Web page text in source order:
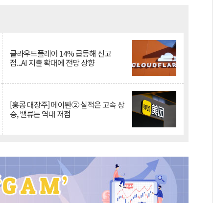
클라우드플레어 14% 급등해 신고
점...AI 지출 확대에 전망 상향
[홍콩 대장주] 메이퇀② 실적은 고속 상
승, 밸류는 역대 저점